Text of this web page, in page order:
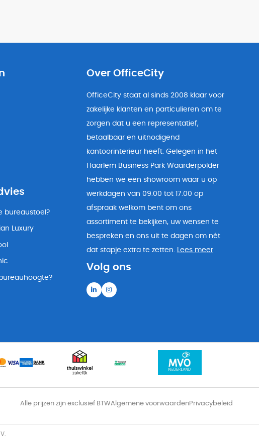
bureaustoel?
Luxury
Over OfficeCity
OfficeCity staat al sinds 2008 klaar voor
zakelijke klanten en particulieren om te
zorgen dat u een representatief,
betaalbaar en uitnodigend
kantoorinterieur heeft. Gelegen in het
Haarlem Business Park Waarderpolder
hebben we een showroom waar u op
werkdagen van 09.00 tot 17.00 op
afspraak welkom bent om ons
assortiment te bekijken, uw wensen te
bespreken en ons uit te dagen om nét
dat stapje extra te zetten. Lees meer
Volg ons
Alle prijzen zijn exclusief BTWAlgemene voorwaardenPrivacybeleid